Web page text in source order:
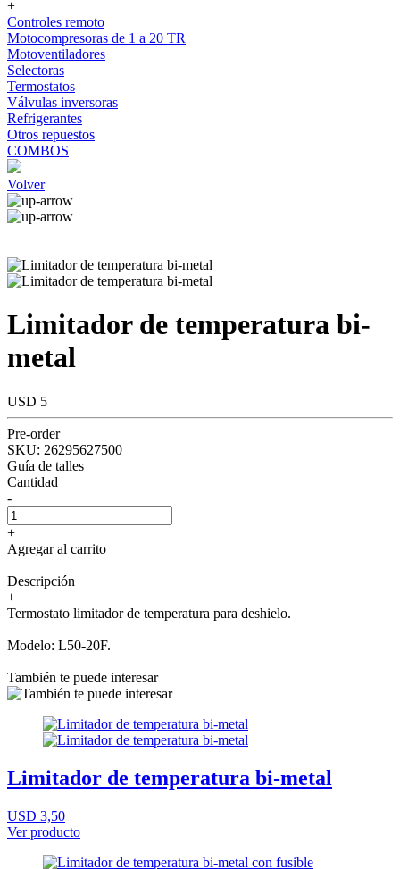
+
Controles remoto
Motocompresoras de 1 a 20 TR
Motoventiladores
Selectoras
Termostatos
Válvulas inversoras
Refrigerantes
Otros repuestos
COMBOS
Volver
Limitador de temperatura bi-
metal
USD 5
Pre-order
SKU: 26295627500
Guía de talles
Cantidad
-
+
Agregar al carrito
Descripción
+
Termostato limitador de temperatura para deshielo.
Modelo: L50-20F.
También te puede interesar
Limitador de temperatura bi-metal
USD 3,50
Ver producto